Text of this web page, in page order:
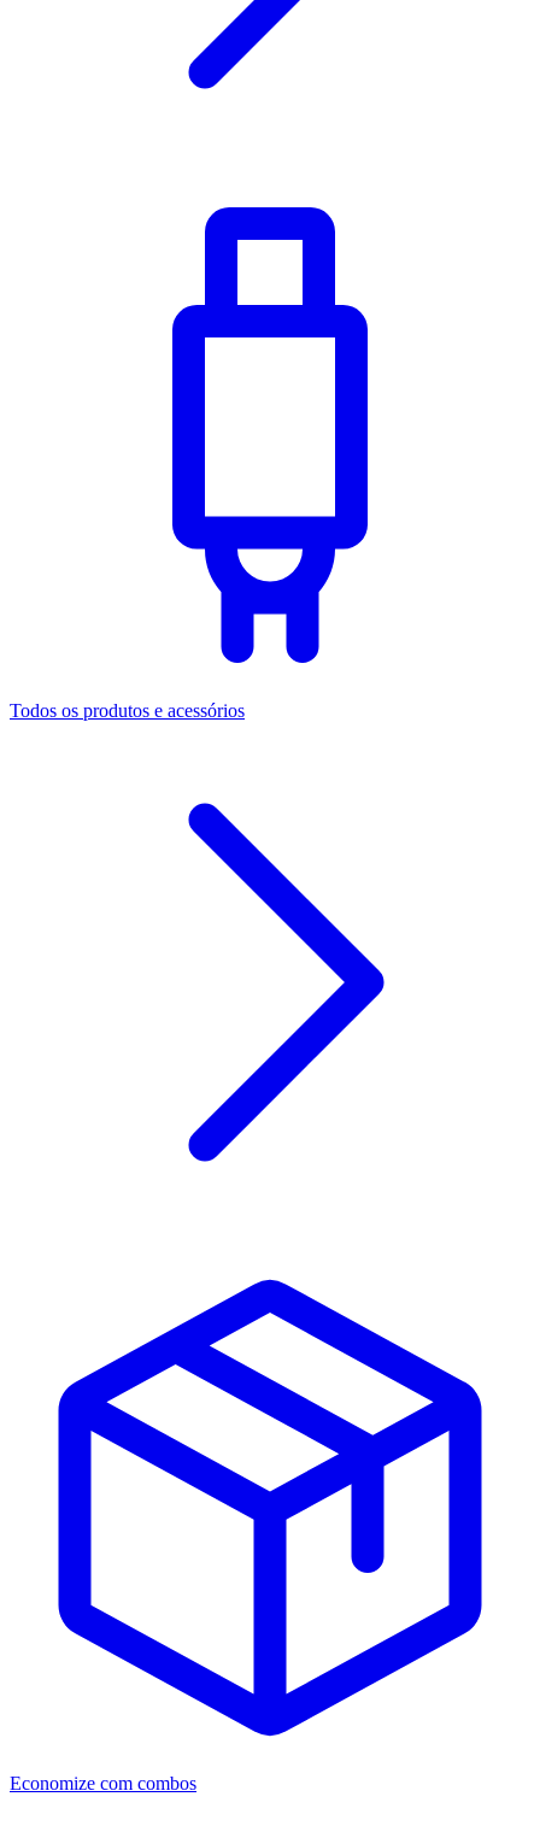
Todos os produtos e acessórios
Economize com combos